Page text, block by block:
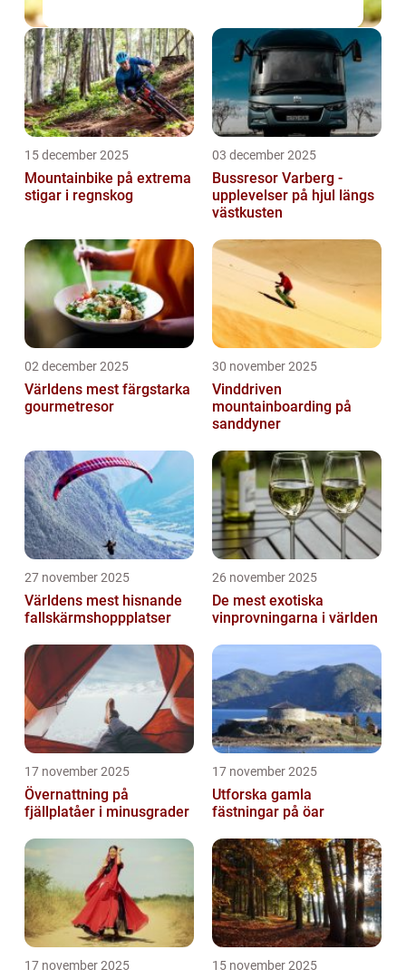
15 december 2025
Mountainbike på extrema
stigar i regnskog
03 december 2025
Bussresor Varberg -
upplevelser på hjul längs
västkusten
02 december 2025
Världens mest färgstarka
gourmetresor
30 november 2025
Vinddriven
mountainboarding på
sanddyner
27 november 2025
Världens mest hisnande
fallskärmshoppplatser
26 november 2025
De mest exotiska
vinprovningarna i världen
17 november 2025
Övernattning på
fjällplatåer i minusgrader
17 november 2025
Utforska gamla
fästningar på öar
17 november 2025 15 november 2025